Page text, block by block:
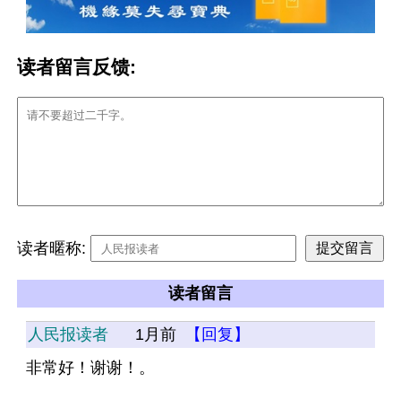
读者留言反馈:
读者暱称:
读者留言
人民报读者 1月前
【回复】
非常好！谢谢！。